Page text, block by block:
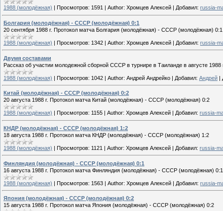
1988 (молодёжная) Просмотров: 1591 Author: Хромцев Алексей Добавил: russia-
Болгария (молодёжная) - СССР (молодёжная) 0:1
20 сентября 1988 г. Протокол матча Болгария (молодёжная) - СССР (молодёжная) 0:1
1988 (молодёжная) | Просмотров: 1342 | Author: Хромцев Алексей | Добавил: russia-
Двумя составами
Рассказ об участии молодежной сборной СССР в турнире в Таиланде в августе 1988
1988 (молодёжная) | Просмотров: 1042 | Author: Андрей Андрейко | Добавил: Андрей |
Китай (молодёжная) - СССР (молодёжная) 0:2
20 августа 1988 г. Протокол матча Китай (молодёжная) - СССР (молодёжная) 0:2
1988 (молодёжная) Просмотров: 1155 Author: Хромцев Алексей Добавил: russia-
КНДР (молодёжная) - СССР (молодёжная) 1:2
18 августа 1988 г. Протокол матча КНДР (молодёжная) - СССР (молодёжная) 1:2
1988 (молодёжная) | Просмотров: 1121 | Author: Хромцев Алексей | Добавил: russia-
Финляндия (молодёжная) - СССР (молодёжная) 0:1
16 августа 1988 г. Протокол матча Финляндия (молодёжная) - СССР (молодёжная) 0:1
1988 (молодёжная) | Просмотров: 1563 | Author: Хромцев Алексей | Добавил: russia-
Япония (молодёжная) - СССР (молодёжная) 0:2
15 августа 1988 г. Протокол матча Япония (молодёжная) - СССР (молодёжная) 0:2